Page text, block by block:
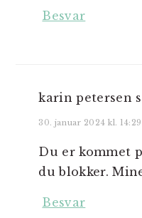
Besvar
karin petersen
30. januar 2024 kl. 14:29
Du er kommet
du blokker.
Besvar